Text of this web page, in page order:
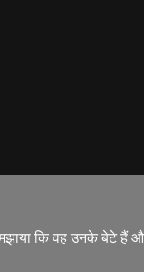
कि वह उनके बेटे हैं